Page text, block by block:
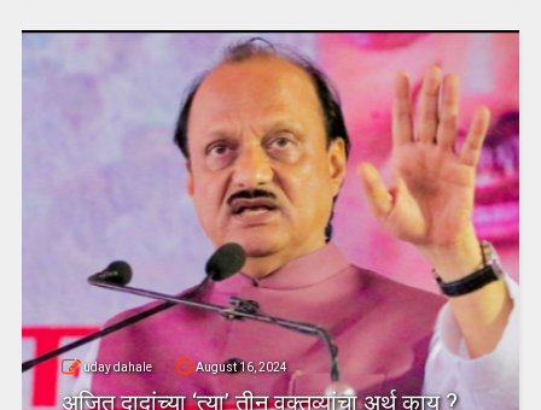
uday dahale August 16, 2024
अजित दादांच्या ‘त्या’ तीन वक्तव्यांचा अर्थ काय ?